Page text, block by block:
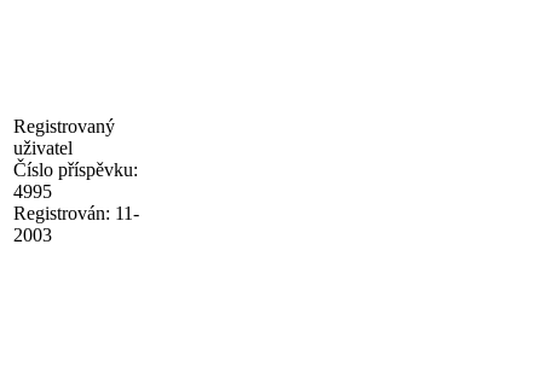
Registrovaný
uživatel
Číslo příspěvku:
4995
Registrován: 11-
2003